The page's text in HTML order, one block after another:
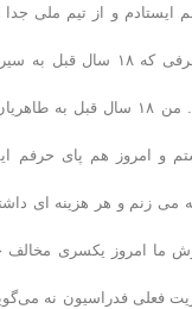
و از تیم ملی جدا
همان ایدئولوژی و حرفی که ۱۸
مسئولیت را پذیرفتم. من ۱۸ سال
و امروز هم پای حرفم
می زنم و هر هزینه ای
ما امروز یکسری
فعلی فدراسیون نه